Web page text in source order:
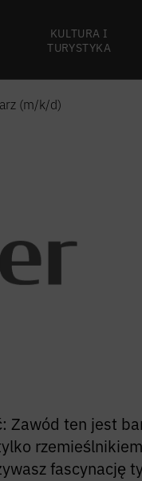
KULTURA I
TURYSTYKA
(m/k/d)
Zawód ten jest
fascynację